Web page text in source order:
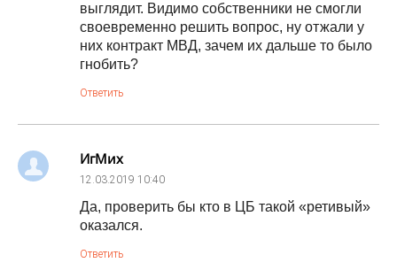
выглядит. Видимо собственники не смогли
своевременно решить вопрос, ну отжали у
них контракт МВД, зачем их дальше то было
гнобить?
Ответить
ИгМих
12.03.2019 10:40
Да, проверить бы кто в ЦБ такой «ретивый»
оказался.
Ответить